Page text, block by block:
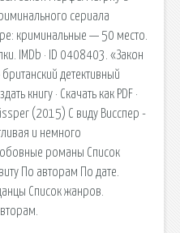
сериала
криминальные — 50 место.
IMDb · ID 0408403. «Закон
детективный
книгу · Скачать как PDF ·
(2015) С виду Висспер -
и немного
романы Список
По авторам По дате.
Список жанров.